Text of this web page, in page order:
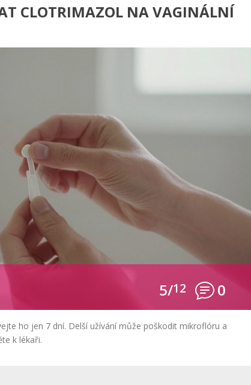
CLOTRIMAZOL NA VAGINÁLNÍ
5/12 0
ho jen 7 dní. Delší užívání může poškodit mikroflóru a
k lékaři.